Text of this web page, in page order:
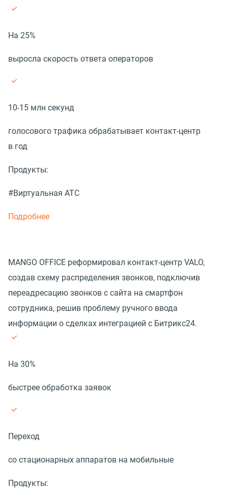
На 25%
выросла скорость ответа операторов
10-15 млн секунд
голосового трафика обрабатывает контакт-центр
в год
Продукты:
#Виртуальная АТС
Подробнее
MANGO OFFICE реформировал контакт-центр VALO,
создав схему распределения звонков, подключив
переадресацию звонков с сайта на смартфон
сотрудника, решив проблему ручного ввода
информации о сделках интеграцией с Битрикс24.
На 30%
быстрее обработка заявок
Переход
со стационарных аппаратов на мобильные
Продукты: